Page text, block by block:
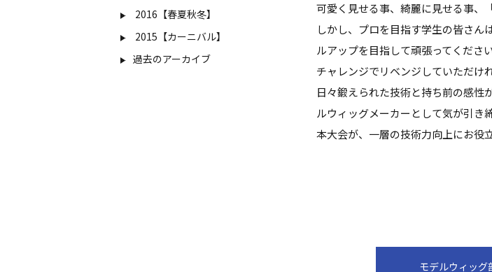
2016【春夏秋冬】
2015【カーニバル】
過去のアーカイブ
可愛く見せる事、綺麗に見せる事、
しかし、プロを目指す学生の皆さん
ルアップを目指して頑張ってくださ
チャレンジでリベンジしていただけ
日々鍛えられた技術と持ち前の感性
ルウィッグメーカーとして気が引き
本大会が、一層の技術力向上にお役
モデルウィッグ